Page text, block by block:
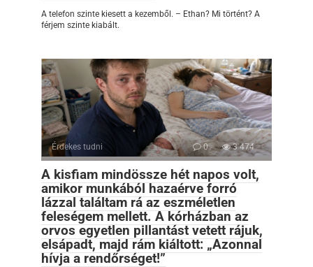
A telefon szinte kiesett a kezemből. – Ethan? Mi történt? A
férjem szinte kiabált.
Érdekes tudni 0 3 474
A kisfiam mindössze hét napos volt,
amikor munkából hazaérve forró
lázzal találtam rá az eszméletlen
feleségem mellett. A kórházban az
orvos egyetlen pillantást vetett rájuk,
elsápadt, majd rám kiáltott: „Azonnal
hívja a rendőrséget!”